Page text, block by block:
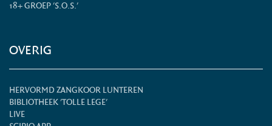
18+ GROEP 'S.O.S.'
OVERIG
HERVORMD ZANGKOOR LUNTEREN
BIBLIOTHEEK 'TOLLE LEGE'
LIVE